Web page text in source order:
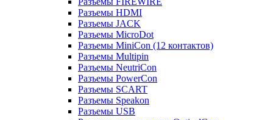
Разъемы HDMI
Разъемы JACK
Разъемы MicroDot
Разъемы MiniCon (12 контактов)
Разъемы Multipin
Разъемы NeutriCon
Разъемы PowerCon
Разъемы SCART
Разъемы Speakon
Разъемы USB